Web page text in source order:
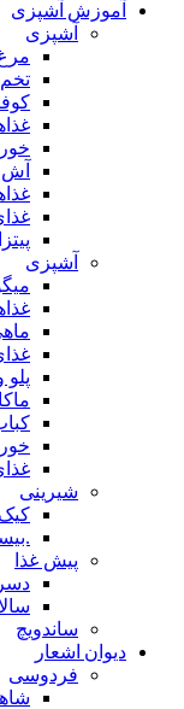
آموزش آشپزی
آشپزی
پیتزا
آشپزی
پلو
شیرینی
پیش غذا
دسر
ساندویچ
دیوان اشعار
فردوسی